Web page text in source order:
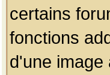
certains
fonctions
d'une image